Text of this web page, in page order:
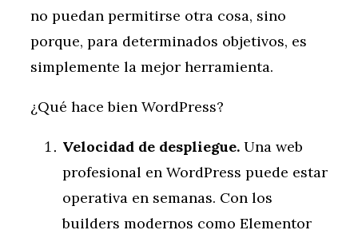
no puedan permitirse otra cosa, sino
porque, para determinados objetivos, es
simplemente la mejor herramienta.
¿Qué hace bien WordPress?
Velocidad de despliegue. Una web
profesional en WordPress puede estar
operativa en semanas. Con los
builders modernos como Elementor